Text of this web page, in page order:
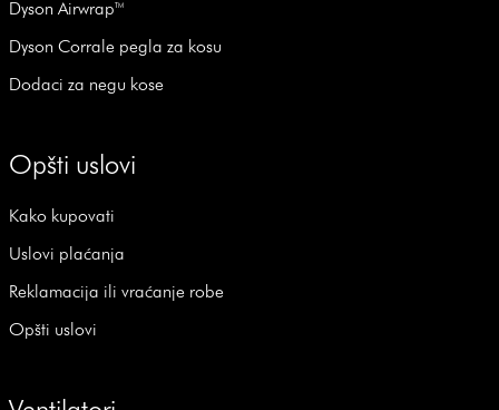
Dyson Airwrap™
Dyson Corrale pegla za kosu
Dodaci za negu kose
Opšti uslovi
Kako kupovati
Uslovi plaćanja
Reklamacija ili vraćanje robe
Opšti uslovi